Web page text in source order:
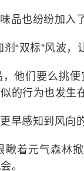
品也纷纷加入了
“双标”风波，
他们要么挑
的行为也发生
早感知到风向
着元气森林
。